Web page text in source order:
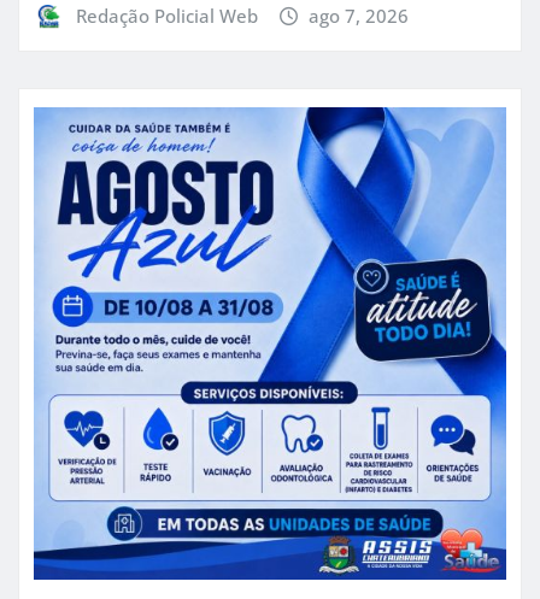
Redação Policial Web ago 7, 2026